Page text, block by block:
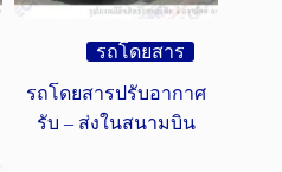
รถโดยสาร
รถโดยสารปรับอากาศ
รับ – ส่งในสนามบิน